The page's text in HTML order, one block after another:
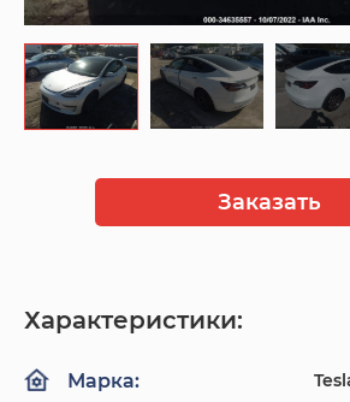
Заказать
Характеристики:
Марка: